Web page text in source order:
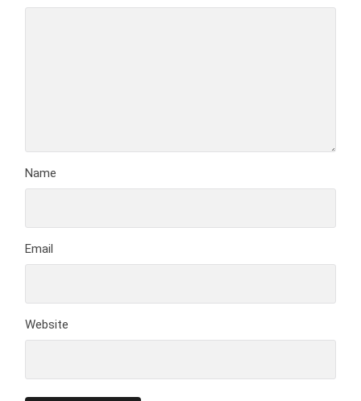
Name
Email
Website